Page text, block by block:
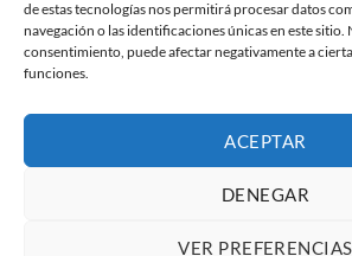
de estas tecnologías nos permitirá procesar datos
navegación o las identificaciones únicas en este
consentimiento, puede afectar negativamente a
funciones.
ACEPTAR
DENEGAR
VER PREFERENCIAS
Puedes contactar con nosotros a través
sociales o a través del correo :
contacto@sucubosymazmorras.com
Visa PayPal